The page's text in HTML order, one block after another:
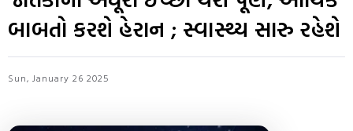
બાબતો કરશે હેરાન ; સ્વાસ્થ્ય સારુ રહેશે
Sun, January 26 2025